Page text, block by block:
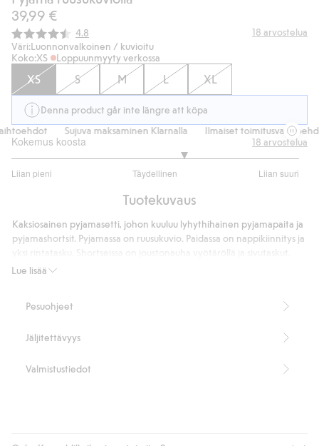
39,99 €
Keskimääräinen luokitus:
4.8 18 arvostelua
Väri:Luonnonvalkoinen / kuvioitu
Koko:XS Loppuunmyyty verkossa
XS S M L XL
Denna product går inte längre att köpa
Sujuva maksaminen Klarnalla Ilmaiset
Kokemus koosta
Liian pieni Täydellinen Liian suuri
/
ääneen
18 arvostelua
Tuotekuvaus
Lue lisää
Kaksiosainen pyjamasetti, johon kuuluu lyhythihainen pyjamapaita ja
pyjamashortsit. Pyjamassa on ruusukuvio. Paidassa on nappikiinnitys ja
Pyjamapaidan pituus on 67 cm koossa S
Pesuohjeet
Jäljitettävyys
Valmistustiedot